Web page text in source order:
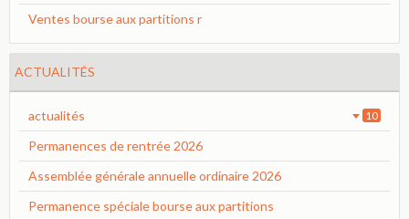
Ventes bourse aux partitions r
ACTUALITÉS
actualités 10
Permanences de rentrée 2026
Assemblée générale annuelle ordinaire 2026
Permanence spéciale bourse aux partitions